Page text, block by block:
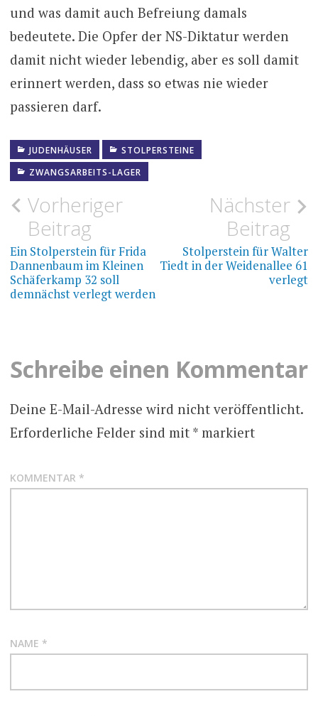
und was damit auch Befreiung damals
bedeutete. Die Opfer der NS-Diktatur werden
damit nicht wieder lebendig, aber es soll damit
erinnert werden, dass so etwas nie wieder
passieren darf.
JUDENHÄUSER
STOLPERSTEINE
ZWANGSARBEITS-LAGER
Beitragsnavigation
Vorheriger
Beitrag
Ein Stolperstein für Frida
Dannenbaum im Kleinen
Schäferkamp 32 soll
demnächst verlegt werden
Nächster
Beitrag
Stolperstein für Walter
Tiedt in der Weidenallee 61
verlegt
Schreibe einen Kommentar
Deine E-Mail-Adresse wird nicht veröffentlicht.
Erforderliche Felder sind mit *markiert
KOMMENTAR *
NAME *